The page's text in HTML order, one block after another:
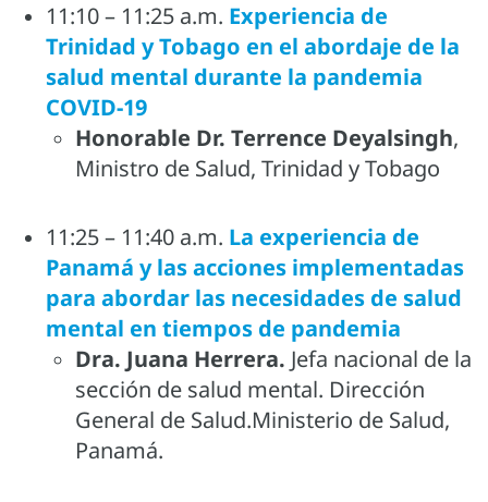
11:10 – 11:25 a.m. Experiencia de
Trinidad y Tobago en el abordaje de la
salud mental durante la pandemia
COVID-19
Honorable Dr. Terrence Deyalsingh,
Ministro de Salud, Trinidad y Tobago
11:25 – 11:40 a.m. La experiencia de
Panamá y las acciones implementadas
para abordar las necesidades de salud
mental en tiempos de pandemia
Dra. Juana Herrera. Jefa nacional de la
sección de salud mental. Dirección
General de Salud.Ministerio de Salud,
Panamá.